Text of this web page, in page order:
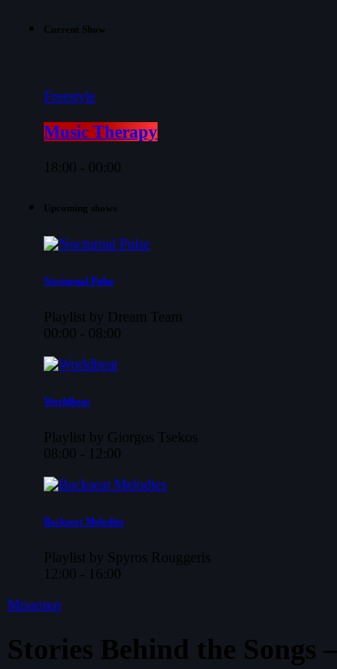
Current Show
Freestyle
Music Therapy
18:00 - 00:00
Upcoming shows
Nocturnal Pulse
Playlist by Dream Team
00:00 - 08:00
Worldbeat
Playlist by Giorgos Tsekos
08:00 - 12:00
Backseat Melodies
Playlist by Spyros Rouggeris
12:00 - 16:00
Μουσικη
Stories Behind the Songs